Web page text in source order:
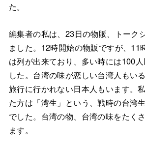
た。
編集者の私は、23日の物販、トーク
ました。12時開始の物販ですが、11
は列が出来ており、多い時には100
した。台湾の味が恋しい台湾人もい
旅行に行かれない日本人もいます。
た方は「湾生」という、戦時の台湾
でした。台湾の物、台湾の味をたく
ます。